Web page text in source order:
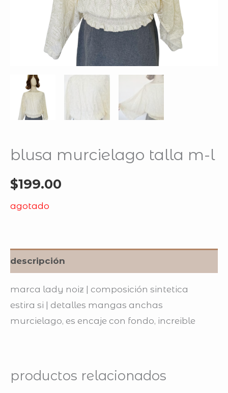
blusa murcielago talla m-l
$199.00
agotado
descripción
marca lady noiz | composición sintetica
estira si | detalles mangas anchas
murcielago, es encaje con fondo, increible
productos relacionados